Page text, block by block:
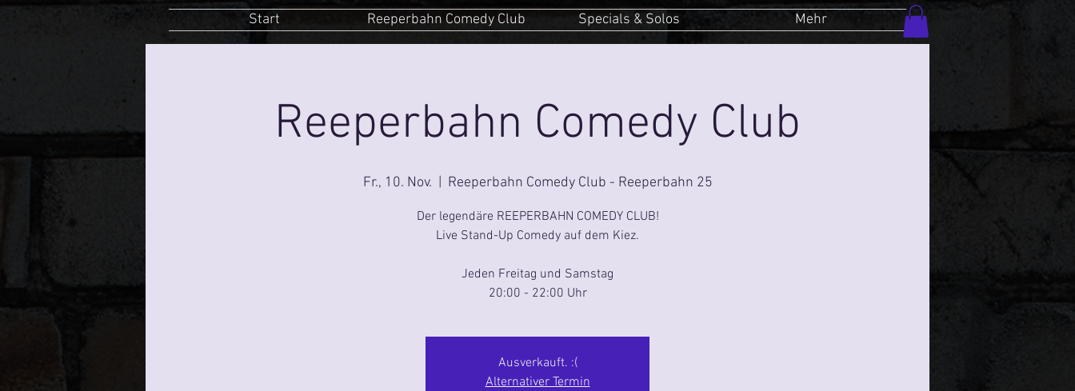
Start Reeperbahn Comedy Club Specials & Solos Mehr
Reeperbahn Comedy Club
Fr., 10. Nov. Reeperbahn Comedy Club - Reeperbahn 25
Der legendäre REEPERBAHN COMEDY CLUB!
Live Stand-Up Comedy auf dem Kiez.
Jeden Freitag und Samstag
20:00 - 22:00 Uhr
Ausverkauft. :(
Alternativer Termin